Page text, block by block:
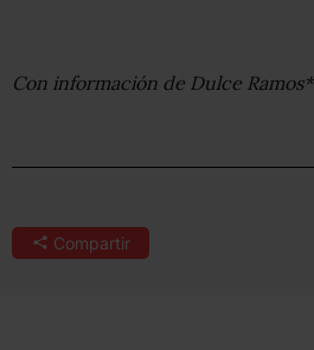
Con información de Dulce Ramos*
Compartir